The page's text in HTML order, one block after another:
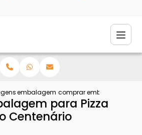
para pizza
embalagem de pizza personalizada
comprar embalagem
para Pizza
Centenário